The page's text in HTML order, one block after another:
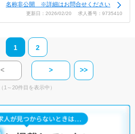
名称非公開 ※詳細はお問合せください
更新日：2026/02/20 求人番号：9735410
1 2
< > >>
（1～20件目を表示中）